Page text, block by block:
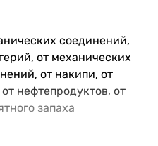
соединений,
от механических
от накипи, от
нефтепродуктов, от
запаха